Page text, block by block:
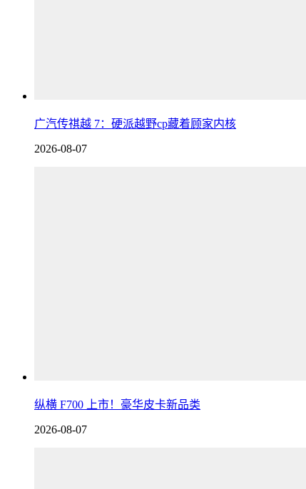
广汽传祺越 7：硬派越野cp藏着顾家内核
2026-08-07
纵横 F700 上市！豪华皮卡新品类
2026-08-07